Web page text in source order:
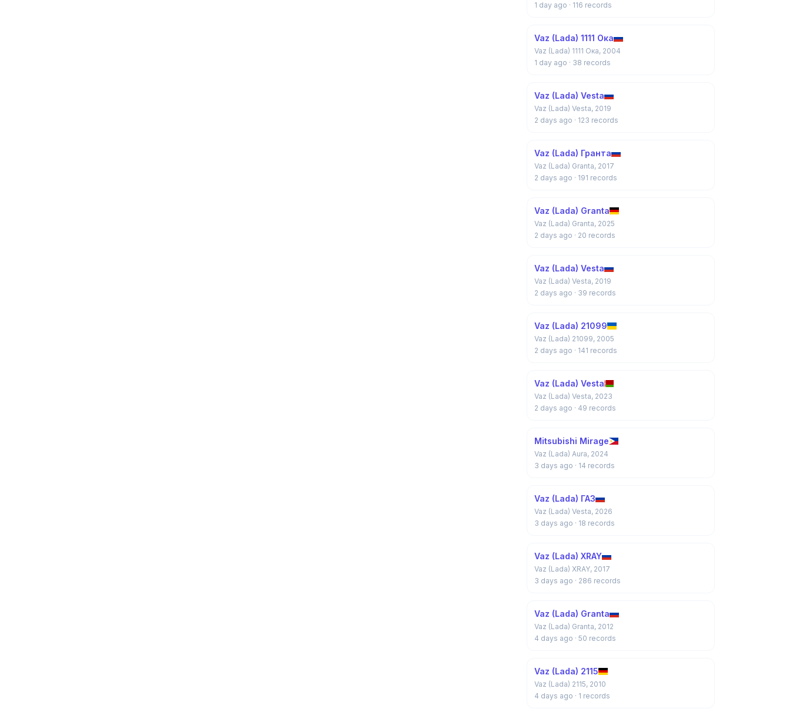
1 day ago · 116 records
Vaz (Lada) 1111 Ока
Vaz (Lada) 1111 Ока, 2004
1 day ago · 38 records
Vaz (Lada) Vesta
Vaz (Lada) Vesta, 2019
2 days ago · 123 records
Vaz (Lada) Гранта
Vaz (Lada) Granta, 2017
2 days ago · 191 records
Vaz (Lada) Granta
Vaz (Lada) Granta, 2025
2 days ago · 20 records
Vaz (Lada) Vesta
Vaz (Lada) Vesta, 2019
2 days ago · 39 records
Vaz (Lada) 21099
Vaz (Lada) 21099, 2005
2 days ago · 141 records
Vaz (Lada) Vesta
Vaz (Lada) Vesta, 2023
2 days ago · 49 records
Mitsubishi Mirage
Vaz (Lada) Aura, 2024
3 days ago · 14 records
Vaz (Lada) ГАЗ
Vaz (Lada) Vesta, 2026
3 days ago · 18 records
Vaz (Lada) XRAY
Vaz (Lada) XRAY, 2017
3 days ago · 286 records
Vaz (Lada) Granta
Vaz (Lada) Granta, 2012
4 days ago · 50 records
Vaz (Lada) 2115
Vaz (Lada) 2115, 2010
4 days ago · 1 records